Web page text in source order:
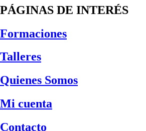
PÁGINAS DE INTERÉS
Formaciones
Talleres
Quienes Somos
Mi cuenta
Contacto